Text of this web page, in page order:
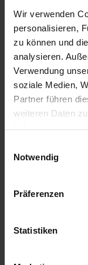
Wir verwenden
personalisieren,
zu können und
analysieren.
Verwendung
soziale Medien,
Partner führen
weiteren Daten
Notwendig
Präferenzen
Statistiken
max. Breite:
max. Höhe: 4000
max. Fläche:
Lamellenbreite:
Bedienung:
Stab mit
Elektroantrieb
Führung:
Montage: An